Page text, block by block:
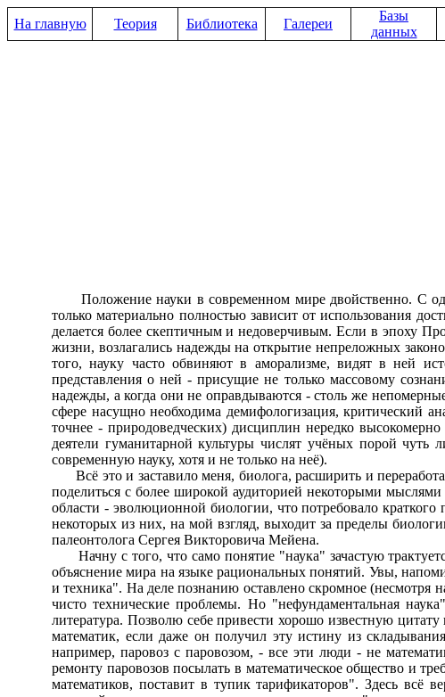
На главную Теория Библиотека Галереи
Базы
данных
Положение науки в современном мире двойственно. С
только материально полностью зависит от использования
делается более скептичным и недоверчивым. Если в эпоху
жизни, возлагались надежды на открытие непреложных
того, науку часто обвиняют в аморализме, видят в ней
представления о ней - присущие не только массовому
надежды, а когда они не оправдываются - столь же
сфере насущно необходима демифологизация, критический
точнее - природоведческих) дисциплин нередко
деятели гуманитарной культуры числят учёных порой
современную науку, хотя и не только на неё).
Всё это и заставило меня, биолога, расширить и
поделиться с более широкой аудиторией некоторыми
области - эволюционной биологии, что потребовало
некоторых из них, на мой взгляд, выходит за пределы
палеонтолога Сергея Викторовича Мейена.
Начну с того, что само понятие "наука" зачастую
объяснение мира на языке рациональных понятий. Увы,
и техника". На деле познанию оставлено скромное (несмотря
чисто технические проблемы. Но "нефундаментальная
литература. Позволю себе привести хорошо известную
математик, если даже он получил эту истину из
например, паровоз с паровозом, - все эти люди - не
ремонту паровозов посылать в математическое общество и
математиков, поставит в тупик тарификаторов". Здесь